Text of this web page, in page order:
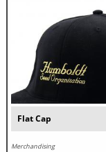
Flat Cap
Merchandising